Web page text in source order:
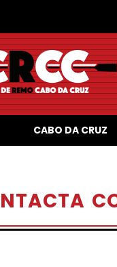
CABO DA CRUZ